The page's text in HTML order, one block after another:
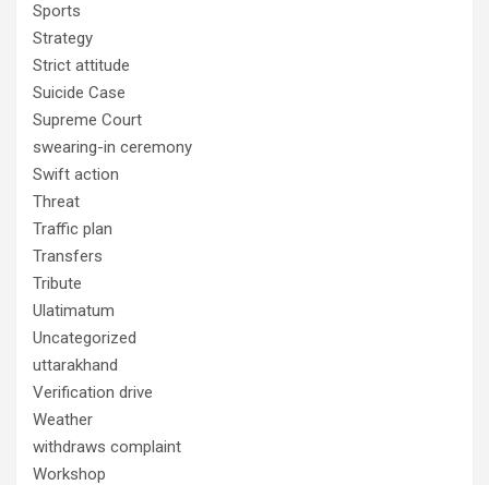
Sports
Strategy
Strict attitude
Suicide Case
Supreme Court
swearing-in ceremony
Swift action
Threat
Traffic plan
Transfers
Tribute
Ulatimatum
Uncategorized
uttarakhand
Verification drive
Weather
withdraws complaint
Workshop